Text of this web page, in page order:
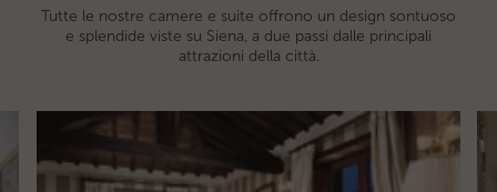
Tutte le nostre camere e suite offrono un design sontuoso
e splendide viste su Siena, a due passi dalle principali
attrazioni della città.